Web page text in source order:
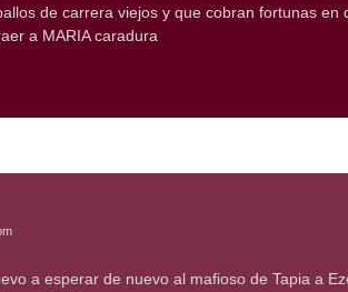
de carrera viejos y que cobran fortunas en
a MARIA caradura
a esperar de nuevo al mafioso de Tapia a